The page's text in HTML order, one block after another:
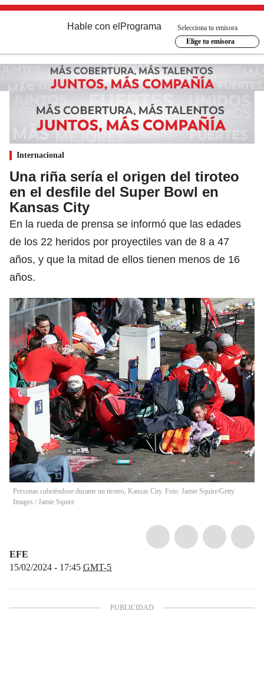
Hable con el Programa
Selecciona tu emisora
Elige tu emisora
Internacional
Una riña sería el origen del tiroteo
en el desfile del Super Bowl en
Kansas City
En la rueda de prensa se informó que las edades
de los 22 heridos por proyectiles van de 8 a 47
años, y que la mitad de ellos tienen menos de 16
años.
Personas cubriéndose durante un tiroteo, Kansas City. Foto: Jamie Squire/Getty
Images / Jamie Squire
EFE
15/02/2024 - 17:45 GMT-5